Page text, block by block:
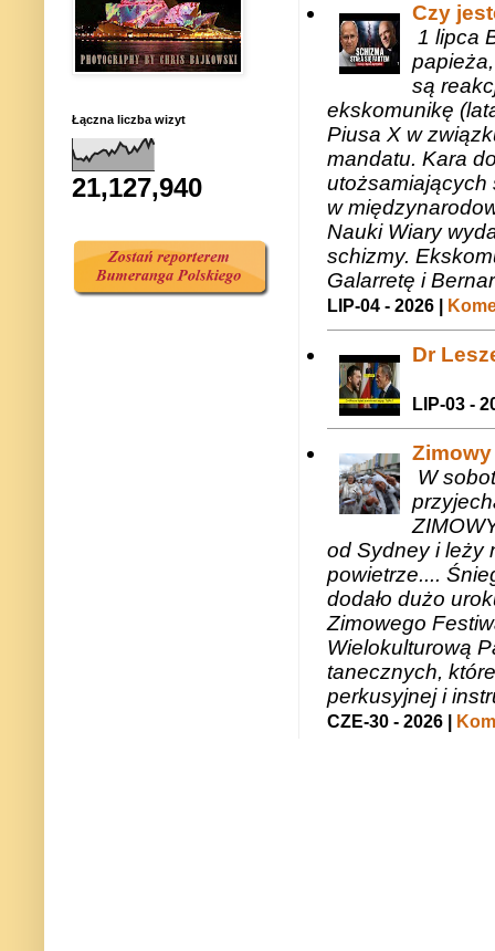
Czy
1 lipca
są
ekskomunikę
Piusa X w
mandatu. Kara
utożsamiających
w
Nauki Wiary
schizmy.
Galarretę i
LIP-04 - 2026 |
Dr
LIP-03 -
W
od Sydney i leży
powietrze....
dodało dużo
Zimowego
Wielokulturową
tanecznych,
perkusyjnej i
CZE-30 - 2026 |
Łączna liczba wizyt
21,127,940